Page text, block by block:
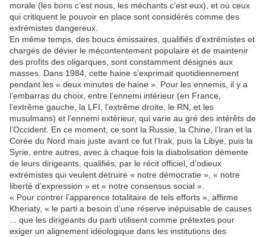
morale (les bons c’est nous, les méchants c’est eux), et où ceux
qui critiquent le pouvoir en place sont considérés comme des
extrémistes dangereux.
En même temps, des boucs émissaires, qualifiés d’extrémistes et
chargés de dévier le mécontentement populaire et de maintenir
des profits des oligarques, sont constamment désignés aux
masses. Dans 1984, cette haine s’exprimait quotidiennement
pendant les « deux minutes de haine ». Pour les ennemis, il y a
l’embarras du choix, entre l’ennemi intérieur (en France,
l’extrême gauche, la LFI, l’extrême droite, le RN, et les
musulmans) et l’ennemi extérieur, qui varie au gré des intérêts de
l’Occident. En ce moment, ce sont la Russie, la Chine, l’Iran et la
Corée du Nord mais juste avant ce fut l’Irak, puis la Libye, puis la
Syrie, entre autres, avec à chaque fois la diabolisation démente
de leurs dirigeants, qualifiés, par le récit officiel, d’odieux
extrémistes qui veulent détruire « notre démocratie », « notre
liberté d’expression » et « notre consensus social ».
« Pour contrer l’apparence totalitaire de tels efforts », affirme
Kheriaty, « le parti a besoin d’une réserve inépuisable de causes
... que les dirigeants du parti utilisent comme prétextes pour
exiger un alignement idéologique dans les institutions des